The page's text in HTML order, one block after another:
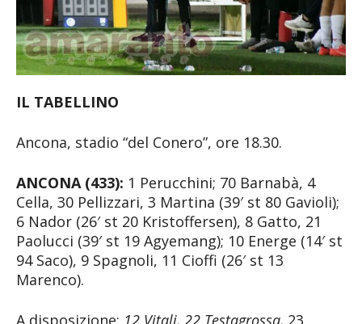
IL TABELLINO
Ancona, stadio “del Conero”, ore 18.30.
ANCONA (433): 1 Perucchini; 70 Barnabà, 4
Cella, 30 Pellizzari, 3 Martina (39′ st 80 Gavioli);
6 Nador (26′ st 20 Kristoffersen), 8 Gatto, 21
Paolucci (39′ st 19 Agyemang); 10 Energe (14′ st
94 Saco), 9 Spagnoli, 11 Cioffi (26′ st 13
Marenco).
A disposizione: 12 Vitali, 22 Testagrossa, 23